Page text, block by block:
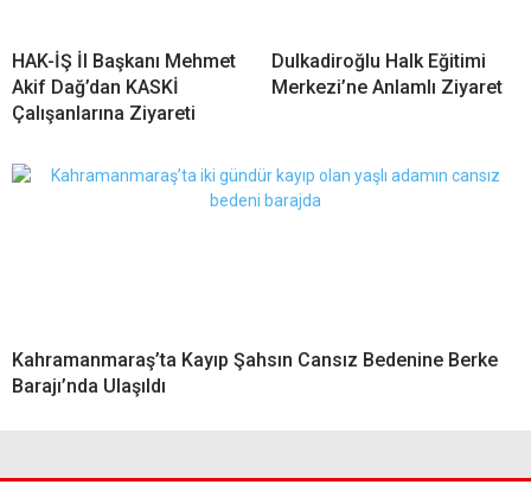
HAK-İŞ İl Başkanı Mehmet
Akif Dağ’dan KASKİ
Çalışanlarına Ziyareti
Dulkadiroğlu Halk Eğitimi
Merkezi’ne Anlamlı Ziyaret
Kahramanmaraş’ta Kayıp Şahsın Cansız Bedenine Berke
Barajı’nda Ulaşıldı